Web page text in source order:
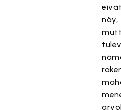
eivät
näy,